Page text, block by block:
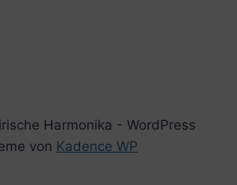
Harmonika - WordPress
von Kadence WP